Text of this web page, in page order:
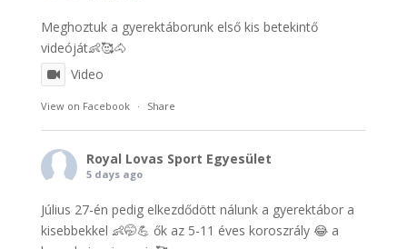
Meghoztuk a gyerektáborunk első kis betekintő
videóját👶🥰🐴
Video
View on Facebook · Share
Royal Lovas Sport Egyesület
5 days ago
Július 27-én pedig elkezdődött nálunk a gyerektábor a
kisebbekkel 👶🤭💪 ők az 5-11 éves koroszrály 😂 a